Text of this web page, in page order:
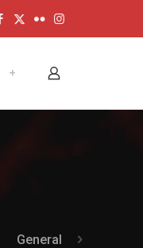
General